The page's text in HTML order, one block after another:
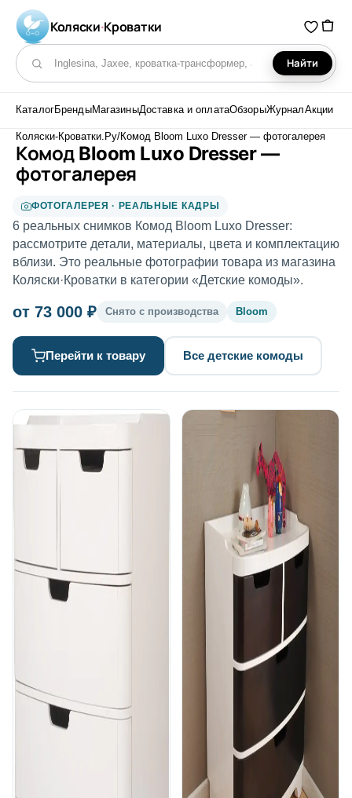
Коляски·Кроватки
Поиск по каталогу
Найти
КаталогБрендыМагазиныДоставка и оплатаОбзорыЖурналАкции
Коляски-Кроватки.Ру/Комод Bloom Luxo Dresser — фотогалерея
Комод Bloom Luxo Dresser —
фотогалерея
ФОТОГАЛЕРЕЯ · РЕАЛЬНЫЕ КАДРЫ
6 реальных снимков Комод Bloom Luxo Dresser:
рассмотрите детали, материалы, цвета и комплектацию
вблизи. Это реальные фотографии товара из магазина
Коляски·Кроватки в категории «Детские комоды».
от 73 000 ₽ Снято с производства Bloom
Перейти к товару Все детские комоды